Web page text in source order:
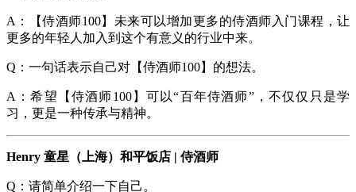
A：【侍酒师100】未来可以增加更多的侍酒师入门课程，让
更多的年轻人加入到这个有意义的行业中来。
Q：一句话表示自己对【侍酒师100】的想法。
A：希望【侍酒师100】可以“百年侍酒师”，不仅仅只是学
习，更是一种传承与精神。
Henry 童星（上海）和平饭店 | 侍酒师
Q：请简单介绍一下自己。